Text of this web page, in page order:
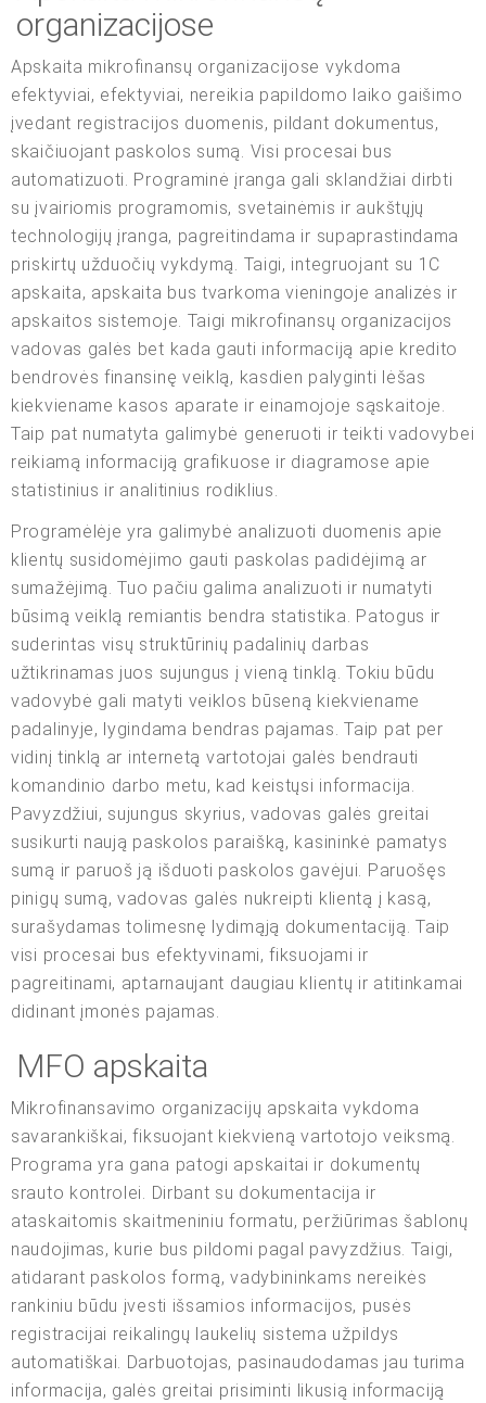
organizacijose
Apskaita mikrofinansų organizacijose vykdoma
efektyviai, efektyviai, nereikia papildomo laiko gaišimo
įvedant registracijos duomenis, pildant dokumentus,
skaičiuojant paskolos sumą. Visi procesai bus
automatizuoti. Programinė įranga gali sklandžiai dirbti
su įvairiomis programomis, svetainėmis ir aukštųjų
technologijų įranga, pagreitindama ir supaprastindama
priskirtų užduočių vykdymą. Taigi, integruojant su 1C
apskaita, apskaita bus tvarkoma vieningoje analizės ir
apskaitos sistemoje. Taigi mikrofinansų organizacijos
vadovas galės bet kada gauti informaciją apie kredito
bendrovės finansinę veiklą, kasdien palyginti lėšas
kiekviename kasos aparate ir einamojoje sąskaitoje.
Taip pat numatyta galimybė generuoti ir teikti vadovybei
reikiamą informaciją grafikuose ir diagramose apie
statistinius ir analitinius rodiklius.
Programėlėje yra galimybė analizuoti duomenis apie
klientų susidomėjimo gauti paskolas padidėjimą ar
sumažėjimą. Tuo pačiu galima analizuoti ir numatyti
būsimą veiklą remiantis bendra statistika. Patogus ir
suderintas visų struktūrinių padalinių darbas
užtikrinamas juos sujungus į vieną tinklą. Tokiu būdu
vadovybė gali matyti veiklos būseną kiekviename
padalinyje, lygindama bendras pajamas. Taip pat per
vidinį tinklą ar internetą vartotojai galės bendrauti
komandinio darbo metu, kad keistųsi informacija.
Pavyzdžiui, sujungus skyrius, vadovas galės greitai
susikurti naują paskolos paraišką, kasininkė pamatys
sumą ir paruoš ją išduoti paskolos gavėjui. Paruošęs
pinigų sumą, vadovas galės nukreipti klientą į kasą,
surašydamas tolimesnę lydimąją dokumentaciją. Taip
visi procesai bus efektyvinami, fiksuojami ir
pagreitinami, aptarnaujant daugiau klientų ir atitinkamai
didinant įmonės pajamas.
MFO apskaita
Mikrofinansavimo organizacijų apskaita vykdoma
savarankiškai, fiksuojant kiekvieną vartotojo veiksmą.
Programa yra gana patogi apskaitai ir dokumentų
srauto kontrolei. Dirbant su dokumentacija ir
ataskaitomis skaitmeniniu formatu, peržiūrimas šablonų
naudojimas, kurie bus pildomi pagal pavyzdžius. Taigi,
atidarant paskolos formą, vadybininkams nereikės
rankiniu būdu įvesti išsamios informacijos, pusės
registracijai reikalingų laukelių sistema užpildys
automatiškai. Darbuotojas, pasinaudodamas jau turima
informacija, galės greitai prisiminti likusią informaciją